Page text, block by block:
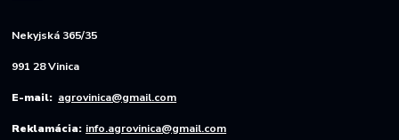
Nekyjská 365/35
991 28 Vinica
E-mail: agrovinica@gmail.com
Reklamácia: info.agrovinica@gmail.com